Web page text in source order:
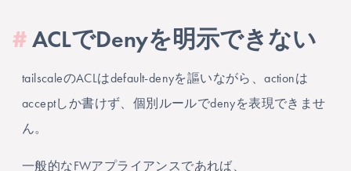
#ACLでDenyを明示できない
tailscaleのACLはdefault-denyを謳いながら、actionは
acceptしか書けず、個別ルールでdenyを表現できませ
ん。
一般的なFWアプライアンスであれば、